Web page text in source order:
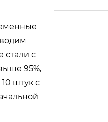
стали с
95%,
штук с